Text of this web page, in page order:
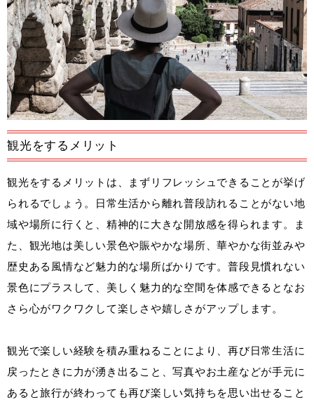
観光をするメリット
観光をするメリットは、まずリフレッシュできることが挙げ
られるでしょう。日常生活から離れ普段訪れることがない地
域や場所に行くと、精神的に大きな開放感を得られます。ま
た、観光地は美しい景色や賑やかな場所、華やかな街並みや
歴史ある風情など魅力的な場所ばかりです。普段見慣れない
景色にプラスして、美しく魅力的な空間を体感できるとなお
さら心がワクワクして楽しさや嬉しさがアップします。
観光で楽しい経験を積み重ねることにより、再び日常生活に
戻ったときに力が湧き出ること、写真やお土産などが手元に
あると旅行が終わっても再び楽しい気持ちを思い出せること